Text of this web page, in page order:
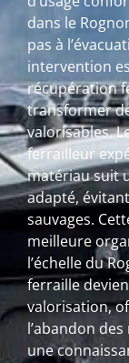
dans le
pas à
intervention
récupération
transformer
valorisables.
ferrailleur
matériau suit
adapté,
sauvages.
meilleure
l’échelle du
ferraille
valorisation,
l’abandon
une